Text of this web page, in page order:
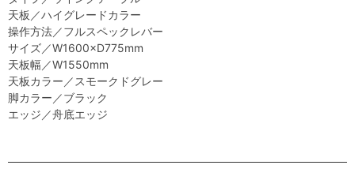
天板／ハイグレードカラー
操作方法／フルスペックレバー
サイズ／W1600×D775mm
天板幅／W1550mm
天板カラー／スモークドグレー
脚カラー／ブラック
エッジ／舟底エッジ